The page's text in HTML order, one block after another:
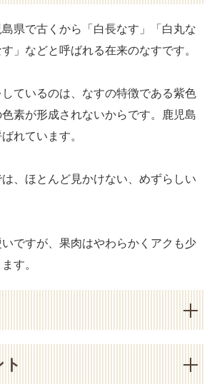
県で古くから「白長なす」「白丸な
」などと呼ばれる在来のなすです。
ているのは、なすの特徴である紫色
素が形成されないからです。鹿児島
れています。
、ほとんど見かけない、めずらしい
ですが、果肉はやわらかくアクも少
す。